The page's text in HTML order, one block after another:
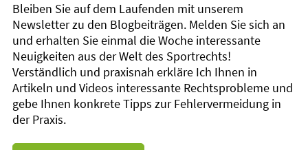
Bleiben Sie auf dem Laufenden mit unserem
Newsletter zu den Blogbeiträgen. Melden Sie sich an
und erhalten Sie einmal die Woche interessante
Neuigkeiten aus der Welt des Sportrechts!
Verständlich und praxisnah erkläre Ich Ihnen in
Artikeln und Videos interessante Rechtsprobleme und
gebe Ihnen konkrete Tipps zur Fehlervermeidung in
der Praxis.